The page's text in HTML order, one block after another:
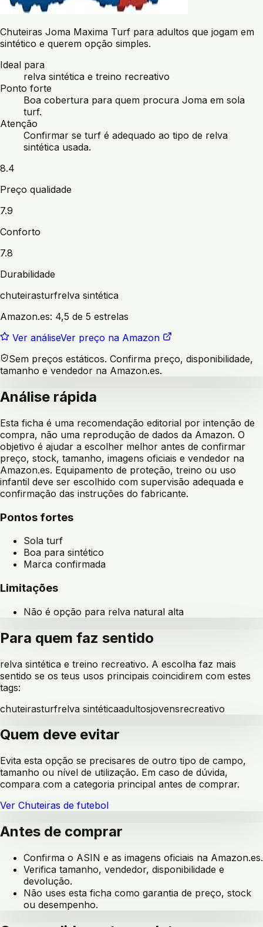
Chuteiras Joma Maxima Turf para adultos que jogam em
sintético e querem opção simples.
Ideal para
relva sintética e treino recreativo
Ponto forte
Boa cobertura para quem procura Joma em sola
turf.
Atenção
Confirmar se turf é adequado ao tipo de relva
sintética usada.
8.4
Preço qualidade
7.9
Conforto
7.8
Durabilidade
chuteirasturfrelva sintética
Amazon.es: 4,5 de 5 estrelas
Ver análiseVer preço na Amazon
Sem preços estáticos. Confirma preço, disponibilidade,
tamanho e vendedor na Amazon.es.
Análise rápida
Esta ficha é uma recomendação editorial por intenção de
compra, não uma reprodução de dados da Amazon. O
objetivo é ajudar a escolher melhor antes de confirmar
preço, stock, tamanho, imagens oficiais e vendedor na
Amazon.es. Equipamento de proteção, treino ou uso
infantil deve ser escolhido com supervisão adequada e
confirmação das instruções do fabricante.
Pontos fortes
Sola turf
Boa para sintético
Marca confirmada
Limitações
Não é opção para relva natural alta
Para quem faz sentido
relva sintética e treino recreativo. A escolha faz mais
sentido se os teus usos principais coincidirem com estes
tags:
chuteirasturfrelva sintéticaadultosjovensrecreativo
Quem deve evitar
Evita esta opção se precisares de outro tipo de campo,
tamanho ou nível de utilização. Em caso de dúvida,
compara com a categoria principal antes de comprar.
Ver Chuteiras de futebol
Antes de comprar
Confirma o ASIN e as imagens oficiais na Amazon.es.
Verifica tamanho, vendedor, disponibilidade e
devolução.
Não uses esta ficha como garantia de preço, stock
ou desempenho.